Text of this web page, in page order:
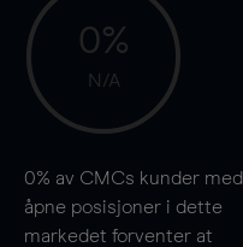
0%
N/A
0% av CMCs kunder med
åpne posisjoner i dette
markedet forventer at